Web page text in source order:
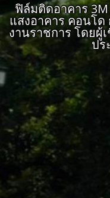
ฟิล์มติดอาคาร
แสงอาคาร คอนโ
งานราชการ โดยผู้
ปร